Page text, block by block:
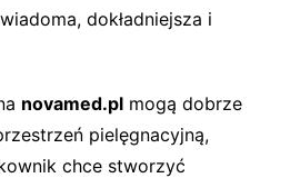
dokładniejsza i
novamed.plmogą dobrze
pielęgnacyjną,
chce stworzyć